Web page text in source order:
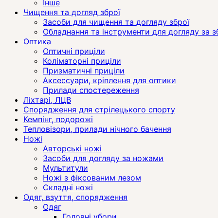
Інше
Чищення та догляд зброї
Засоби для чищення та догляду зброї
Обладнання та інструменти для догляду за
Оптика
Оптичні приціли
Коліматорні приціли
Призматичні приціли
Аксессуари, кріплення для оптики
Прилади спостереження
Ліхтарі, ЛЦВ
Спорядження для стрілецького спорту
Кемпінг, подорожі
Тепловізори, прилади нічного бачення
Ножі
Авторські ножі
Засоби для догляду за ножами
Мультитули
Ножі з фіксованим лезом
Складні ножі
Одяг, взуття, спорядження
Одяг